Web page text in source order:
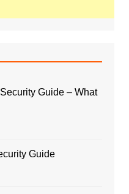
Guide – What
Guide